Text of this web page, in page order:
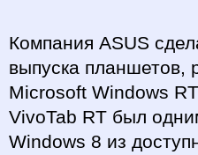
Компания ASUS
выпуска
Microsoft Windows
VivoTab RT был
Windows 8 из